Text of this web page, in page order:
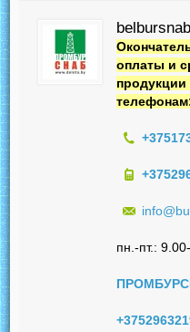
belbursnab
оплаты и
пн.-пт.: